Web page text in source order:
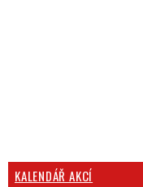
KALENDÁŘ AKCÍ